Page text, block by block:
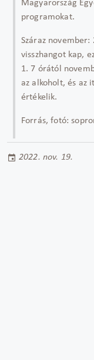
Magyarország
programokat.
Száraz
visszhangot kap,
1. 7 órától
az alkoholt, és az
értékelik.
Forrás, fotó:
2022. nov. 19.